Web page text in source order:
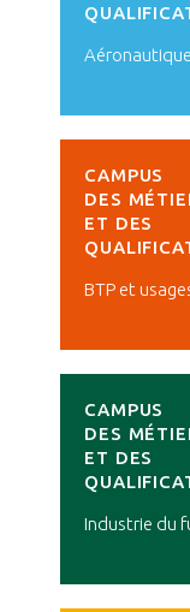
CAMPUS
DES
ET DES
BTP et
CAMPUS
DES
ET DES
Industrie du